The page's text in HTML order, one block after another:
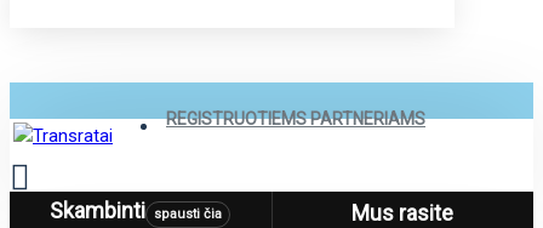
REGISTRUOTIEMS PARTNERIAMS
MenuSkambinti spausti čia Mus rasite